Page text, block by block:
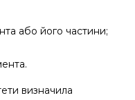
або його частини;
визначила